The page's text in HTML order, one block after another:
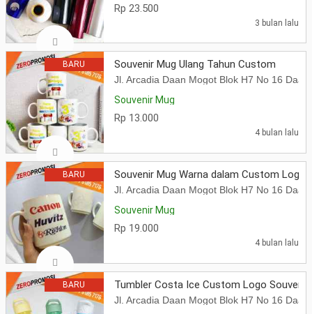
Rp 23.500
3 bulan lalu
BARU Souvenir Mug Ulang Tahun Custom
Jl. Arcadia Daan Mogot Blok H7 No 16
Souvenir Mug
Rp 13.000
4 bulan lalu
BARU Souvenir Mug Warna dalam Custom Logo
Jl. Arcadia Daan Mogot Blok H7 No 16
Souvenir Mug
Rp 19.000
4 bulan lalu
BARU Tumbler Costa Ice Custom Logo Souvenir
Jl. Arcadia Daan Mogot Blok H7 No 16